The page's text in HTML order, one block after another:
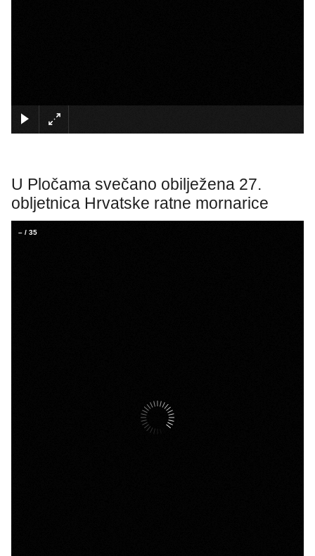
U Pločama svečano obilježena 27.
obljetnica Hrvatske ratne mornarice
– / 35